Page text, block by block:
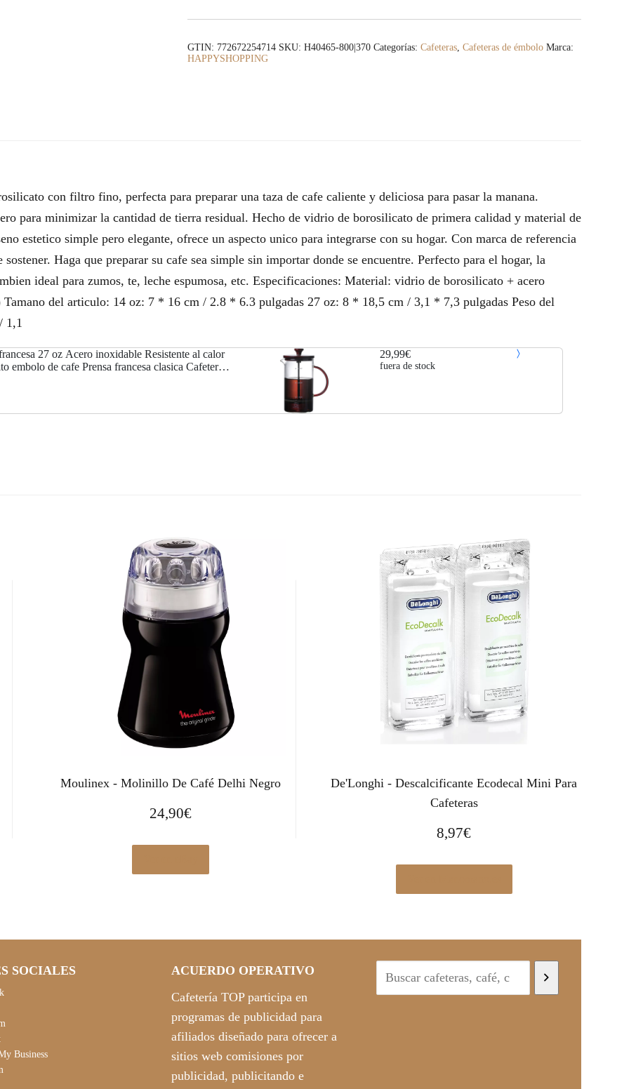
GTIN: 772672254714 SKU:H40465-800|370 Categorías:Cafeteras,Cafeteras de émbolo Marca:
HAPPYSHOPPING
con filtro fino, perfecta para preparar una taza de cafe caliente y deliciosa para pasar la manana.
para minimizar la cantidad de tierra residual. Hecho de vidrio de borosilicato de primera calidad y material de
estetico simple pero elegante, ofrece un aspecto unico para integrarse con su hogar. Con marca de referencia
Haga que preparar su cafe sea simple sin importar donde se encuentre. Perfecto para el hogar, la
ideal para zumos, te, leche espumosa, etc. Especificaciones: Material: vidrio de borosilicato + acero
del articulo: 14 oz: 7 * 16 cm / 2.8 * 6.3 pulgadas 27 oz: 8 * 18,5 cm / 3,1 * 7,3 pulgadas Peso del
1,1
27 oz Acero inoxidable Resistente al calor
embolo de cafe Prensa francesa clasica Cafetera
29,99€
fuera de stock
Moulinex - Molinillo De Café Delhi Negro
24,90€
De'Longhi - Descalcificante Ecodecal Mini Para
Cafeteras
8,97€
SOCIALES
Business
ACUERDO OPERATIVO
Cafetería TOP participa en
programas de publicidad para
afiliados diseñado para ofrecer a
sitios web comisiones por
publicidad, publicitando e